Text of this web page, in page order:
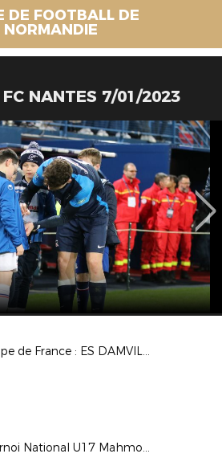
DE FOOTBALL DE
NORMANDIE
NANTES 7/01/2023
Coupe de France : ES DAMVILLE 2-2 (Tab 3-5) CS BEAUMONT
Tournoi National U17 Mahmoud TIARCI - Saison 2017-2018